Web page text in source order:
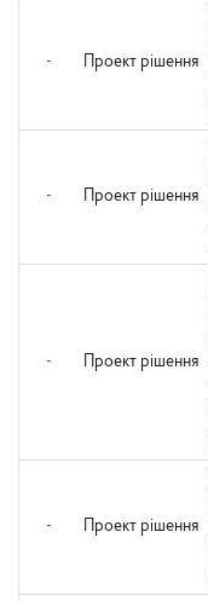
- Проект рішення
- Проект рішення
- Проект рішення
- Проект рішення